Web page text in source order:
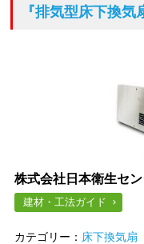
『排気型床下換気
株式会社日本衛生セ
建材・工法ガイド
カテゴリー： 床下換気扇